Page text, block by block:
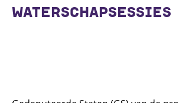
WATERSCHAPSESSIES